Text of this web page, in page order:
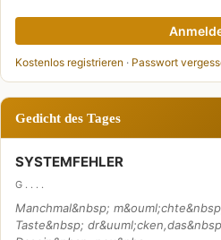
Kostenlos registrieren · Passwort
Gedicht des Tages
SYSTEMFEHLER
G . . . .
Manchmal&nbsp;
Taste&nbsp;